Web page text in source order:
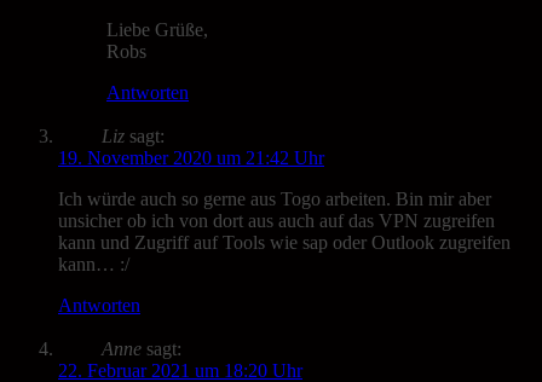
Liebe Grüße,
Robs
Antworten
Liz sagt:
19. November 2020 um 21:42 Uhr
Ich würde auch so gerne aus Togo arbeiten. Bin mir aber
unsicher ob ich von dort aus auch auf das VPN zugreifen
kann und Zugriff auf Tools wie sap oder Outlook zugreifen
kann… :/
Antworten
Anne sagt:
22. Februar 2021 um 18:20 Uhr